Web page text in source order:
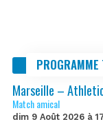
PROGRAMME
Marseille –
Match amical
dim 9 Août 2026 à